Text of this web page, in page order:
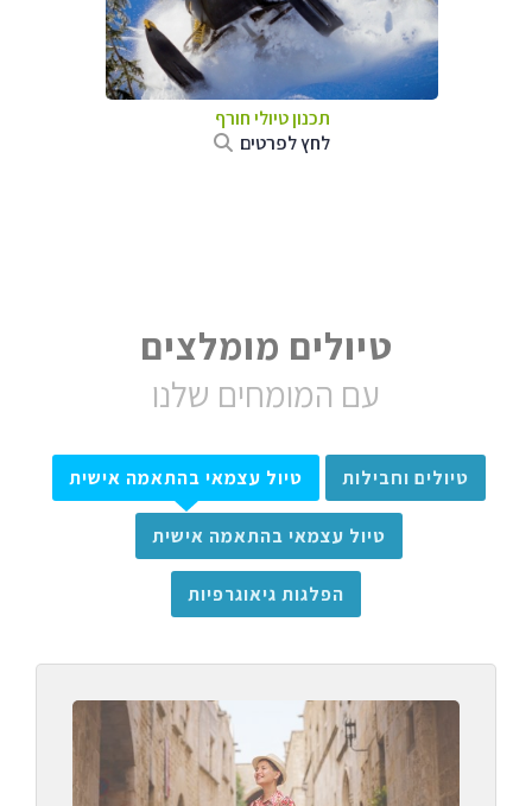
תכנון טיולי חורף
לחץ לפרטים
טיולים מומלצים
עם המומחים שלנו
טיולים וחבילות טיול עצמאי בהתאמה אישית
טיול עצמאי בהתאמה אישית
הפלגות גיאוגרפיות